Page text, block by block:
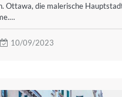
Ottawa, die malerische
10/09/2023